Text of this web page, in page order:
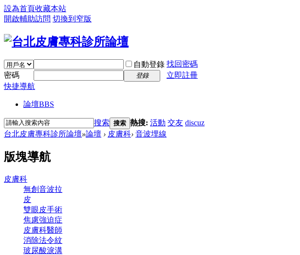
設為首頁收藏本站
開啟輔助訪問 切換到窄版
自動登錄 找回密碼
密碼
登錄
立即註冊
快捷導航
論壇BBS
搜索 搜索 熱搜: 活動 交友 discuz
台北皮膚專科診所論壇»論壇 › 皮膚科› 音波埋線
版塊導航
皮膚科
無創音波拉
皮
雙眼皮手術
焦慮強迫症
皮膚科醫師
消除法令紋
玻尿酸淚溝